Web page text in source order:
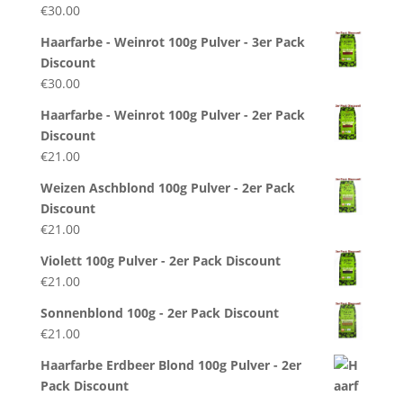
€30.00
Haarfarbe - Weinrot 100g Pulver - 3er Pack
Discount
€30.00
Haarfarbe - Weinrot 100g Pulver - 2er Pack
Discount
€21.00
Weizen Aschblond 100g Pulver - 2er Pack
Discount
€21.00
Violett 100g Pulver - 2er Pack Discount
€21.00
Sonnenblond 100g - 2er Pack Discount
€21.00
Haarfarbe Erdbeer Blond 100g Pulver - 2er
Pack Discount